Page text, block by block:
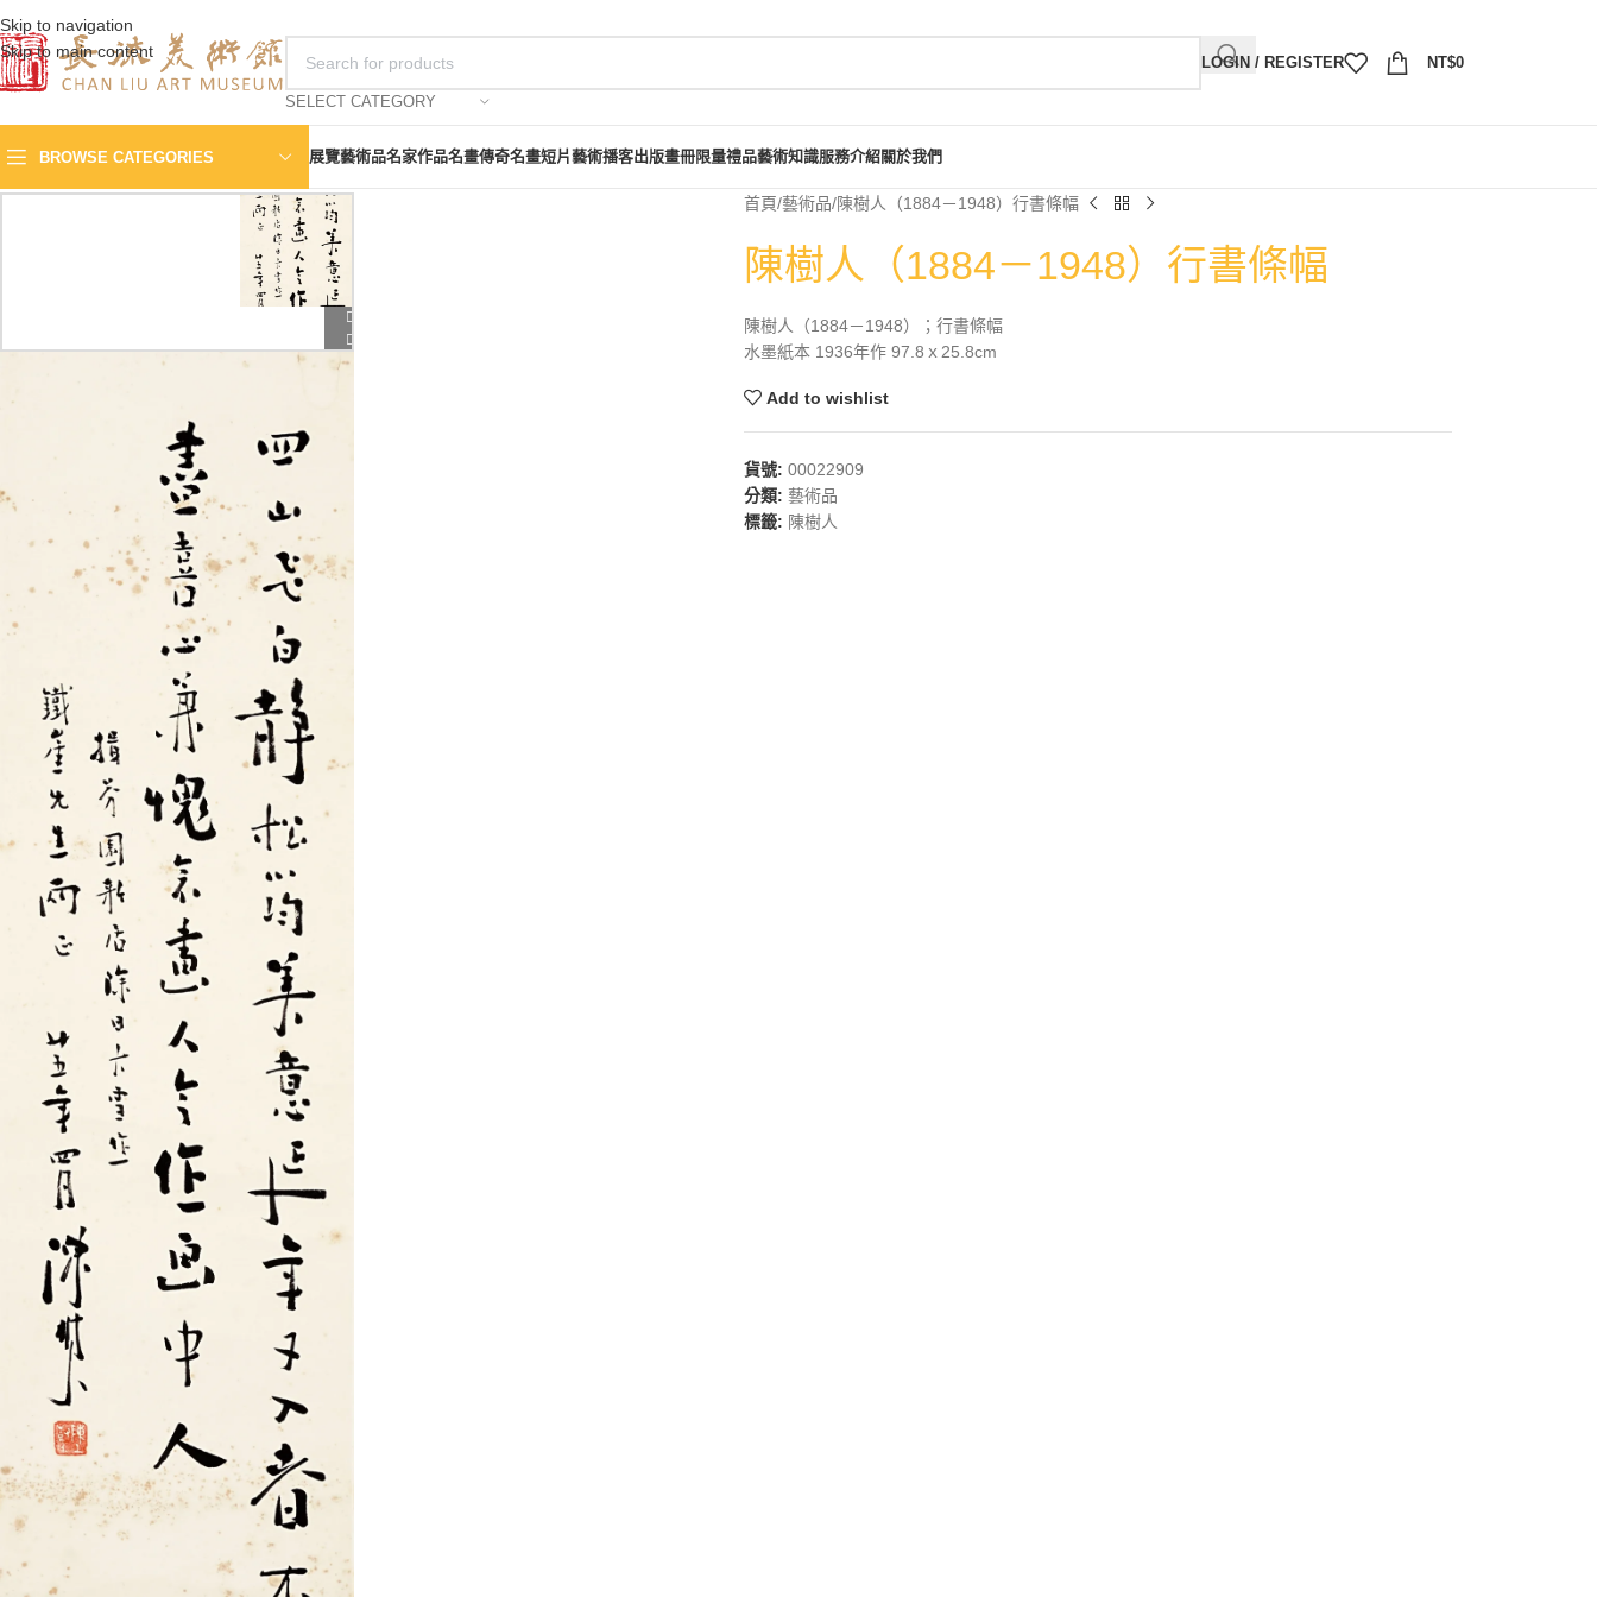
Skip to navigation
Skip to main content
SELECT CATEGORY
LOGIN / REGISTER NT$0
BROWSE CATEGORIES 展覽藝術品名家作品名畫傳奇名畫短片藝術播客出版畫冊限量禮品藝術知識服務介紹關於我們
首頁 藝術品 陳樹人（1884－1948）行書條幅
陳樹人（1884－1948）行書條幅
陳樹人（1884－1948）；行書條幅
水墨紙本 1936年作 97.8ｘ25.8cm
Add to wishlist
貨號: 00022909
分類: 藝術品
標籤: 陳樹人